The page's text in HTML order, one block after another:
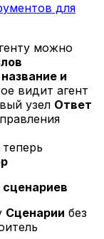
для
можно
название и
видит агент
узел Ответ
Сценарии без